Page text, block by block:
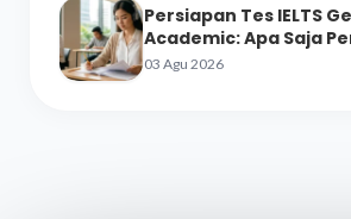
Persiapan Tes IELTS
Academic: Apa Saja
Materinya?
03 Agu 2026